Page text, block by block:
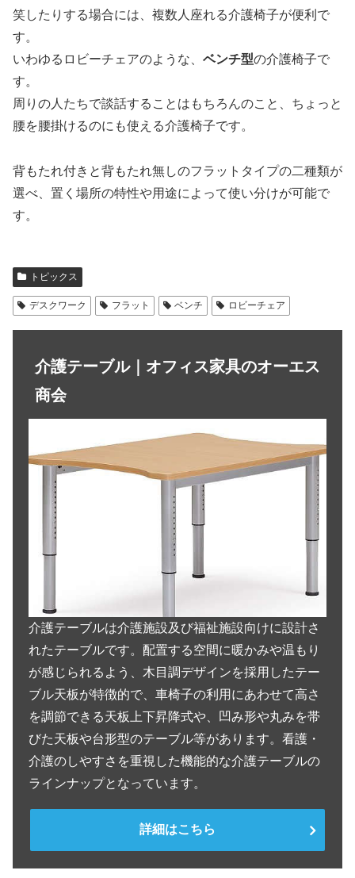
笑したりする場合には、複数人座れる介護椅子が便利で
す。
いわゆるロビーチェアのような、 ベンチ型の介護椅子で
す。
周りの人たちで談話することはもちろんのこと、ちょっと
腰を腰掛けるのにも使える介護椅子です。
背もたれ付きと背もたれ無しのフラットタイプの二種類が
選べ、置く場所の特性や用途によって使い分けが可能で
す。
トピックス
デスクワーク フラット ベンチ ロビーチェア
介護テーブル｜オフィス家具のオーエス
商会
介護テーブルは介護施設及び福祉施設向けに設計さ
れたテーブルです。配置する空間に暖かみや温もり
が感じられるよう、木目調デザインを採用したテー
ブル天板が特徴的で、車椅子の利用にあわせて高さ
を調節できる天板上下昇降式や、凹み形や丸みを帯
びた天板や台形型のテーブル等があります。看護・
介護のしやすさを重視した機能的な介護テーブルの
ラインナップとなっています。
詳細はこちら